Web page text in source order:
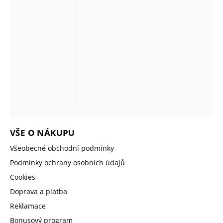
VŠE O NÁKUPU
Všeobecné obchodní podmínky
Podmínky ochrany osobních údajů
Cookies
Doprava a platba
Reklamace
Bonusový program